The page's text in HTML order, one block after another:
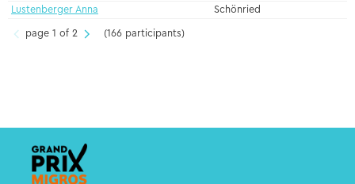
Lustenberger Anna
Schönried
page 1 of 2
(166 participants)